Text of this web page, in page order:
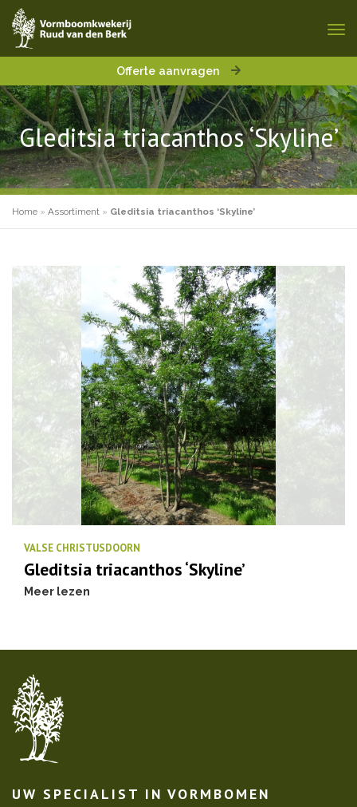
Offerte aanvragen
Gleditsia triacanthos ‘Skyline’
Home » Assortiment » Gleditsia triacanthos ‘Skyline’
VALSE CHRISTUSDOORN
Gleditsia triacanthos ‘Skyline’
Meer lezen
UW SPECIALIST IN VORMBOMEN